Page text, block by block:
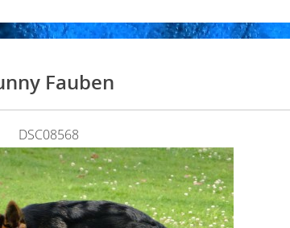
Fauben
DSC08568